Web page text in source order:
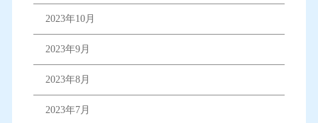
2023年10月
2023年9月
2023年8月
2023年7月